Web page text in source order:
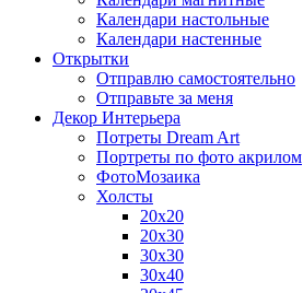
Календари настольные
Календари настенные
Открытки
Отправлю самостоятельно
Отправьте за меня
Декор Интерьера
Потреты Dream Art
Портреты по фото акрилом
ФотоМозаика
Холсты
20х20
20х30
30х30
30х40